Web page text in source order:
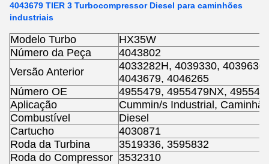
4043679 TIER 3 Turbocompressor Diesel para caminhões
industriais
Modelo Turbo
HX35W
Número da Peça
4043802
Versão Anterior
4033282H, 4039330,
4043679, 4046265
Número OE
4955479, 4955479NX,
Aplicação
Cummin/s Industrial,
Combustível
Diesel
Cartucho
4030871
Roda da Turbina
3519336, 3595832
Roda do Compressor 3532310